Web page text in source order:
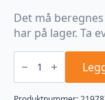
Det må
har på lager. Ta
Böckmann
RK-
3016/27
tipp-